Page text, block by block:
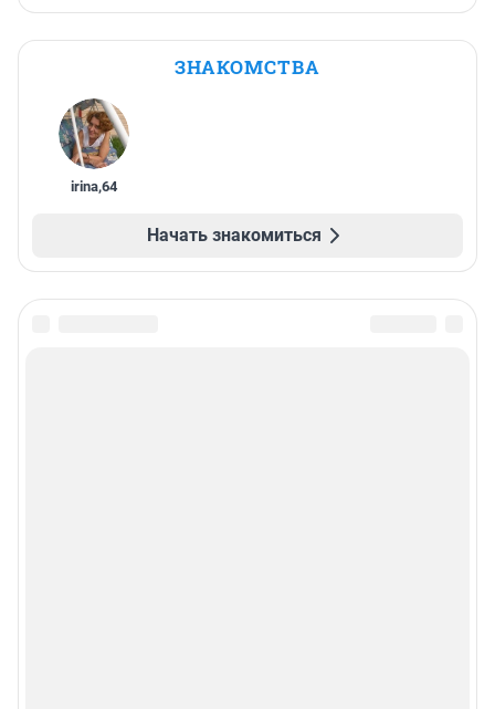
ЗНАКОМСТВА
irina,64
Начать знакомиться